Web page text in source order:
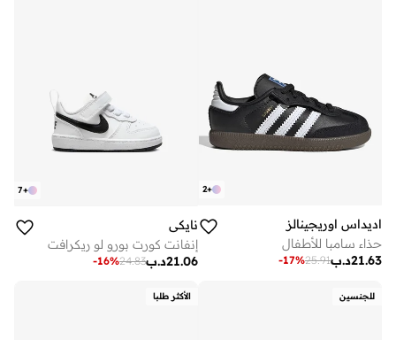
+
2
اديداس اوريجينالز
حذاء سامبا للأطفال
د.ب21.63
25.91
-17%
+
7
نايكي
إنفانت كورت بورو لو ريكرافت
د.ب21.06
24.83
-16%
للجنسين الأكثر طلبا